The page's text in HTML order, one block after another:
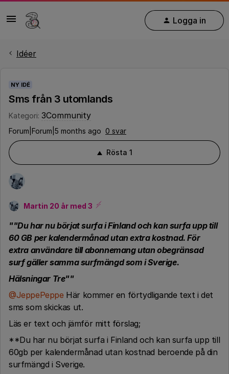
Logga in
Idéer
NY IDÉ
Sms från 3 utomlands
Kategori: 3Community
Forum|Forum|5 months ago 0 svar
Rösta 1
Martin 20 år med 3
""Du har nu börjat surfa i Finland och kan surfa upp till
60 GB per kalendermånad utan extra kostnad. För
extra användare till abonnemang utan obegränsad
surf gäller samma surfmängd som i Sverige.
Hälsningar Tre""
@JeppePeppeHär kommer en förtydligande text i det
sms som skickas ut.
Läs er text och jämför mitt förslag;
**Du har nu börjat surfa i Finland och kan surfa upp till
60gb per kalendermånad utan kostnad beroende på din
surfmängd i Sverige.